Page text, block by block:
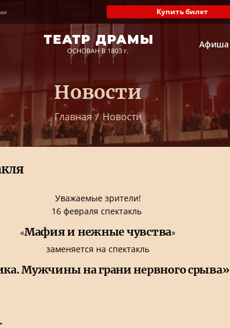
Купить билет
Афиша
Новости
Главная / Новости
Уважаемые зрители!
16 февраля спектакль
«Мафия и нежные чувства»
заменяется на спектакль
Мужчины на грани нервного срыва»